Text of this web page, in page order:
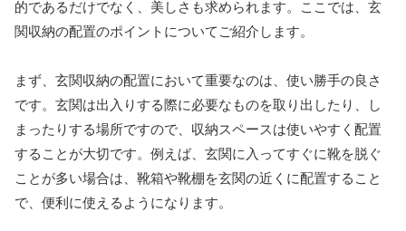
的であるだけでなく、美しさも求められます。ここでは、玄
関収納の配置のポイントについてご紹介します。
まず、玄関収納の配置において重要なのは、使い勝手の良さ
です。玄関は出入りする際に必要なものを取り出したり、し
まったりする場所ですので、収納スペースは使いやすく配置
することが大切です。例えば、玄関に入ってすぐに靴を脱ぐ
ことが多い場合は、靴箱や靴棚を玄関の近くに配置すること
で、便利に使えるようになります。